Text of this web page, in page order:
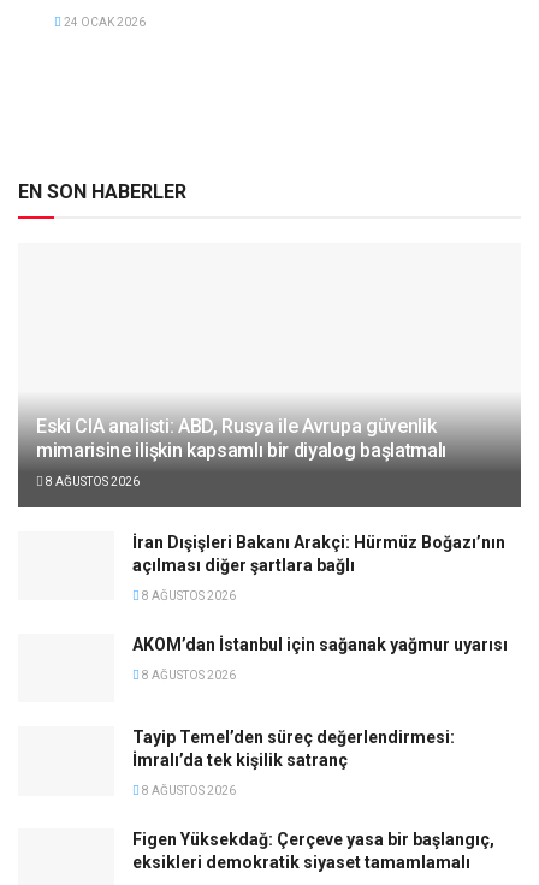
24 OCAK 2026
EN SON HABERLER
Eski CIA analisti: ABD, Rusya ile Avrupa güvenlik
mimarisine ilişkin kapsamlı bir diyalog başlatmalı
8 AĞUSTOS 2026
İran Dışişleri Bakanı Arakçi: Hürmüz Boğazı’nın
açılması diğer şartlara bağlı
8 AĞUSTOS 2026
AKOM’dan İstanbul için sağanak yağmur uyarısı
8 AĞUSTOS 2026
Tayip Temel’den süreç değerlendirmesi:
İmralı’da tek kişilik satranç
8 AĞUSTOS 2026
Figen Yüksekdağ: Çerçeve yasa bir başlangıç,
eksikleri demokratik siyaset tamamlamalı